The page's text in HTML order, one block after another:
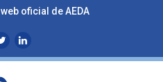
oficial de AEDA